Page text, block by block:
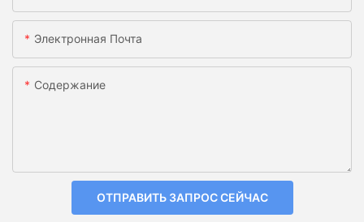
Электронная Почта
Содержание
ОТПРАВИТЬ ЗАПРОС СЕЙЧАС